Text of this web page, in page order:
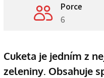
Porce
6
Cuketa je jedním z
zeleniny. Obsahuje